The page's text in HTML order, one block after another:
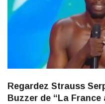
Regardez Strauss
Buzzer de “La